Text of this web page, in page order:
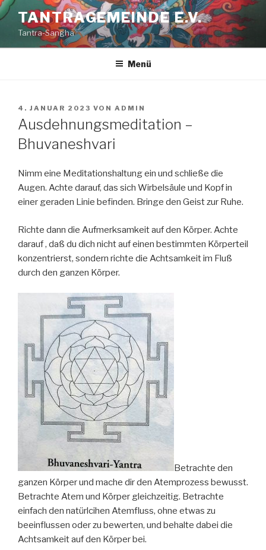
Zum
Inhalt
springen
TANTRAGEMEINDE E.V.
Tantra-Sangha
Menü
VERÖFFENTLICHT
AM
4. JANUAR 2023 VON ADMIN
Ausdehnungsmeditation –
Bhuvaneshvari
Nimm eine Meditationshaltung ein und schließe die
Augen. Achte darauf, das sich Wirbelsäule und Kopf in
einer geraden Linie befinden. Bringe den Geist zur Ruhe.
Richte dann die Aufmerksamkeit auf den Körper. Achte
darauf , daß du dich nicht auf einen bestimmten Körperteil
konzentrierst, sondern richte die Achtsamkeit im Fluß
durch den ganzen Körper.
Betrachte den
ganzen Körper und mache dir den Atemprozess bewusst.
Betrachte Atem und Körper gleichzeitig. Betrachte
einfach den natürlcihen Atemfluss, ohne etwas zu
beeinflussen oder zu bewerten, und behalte dabei die
Achtsamkeit auf den Körper bei.